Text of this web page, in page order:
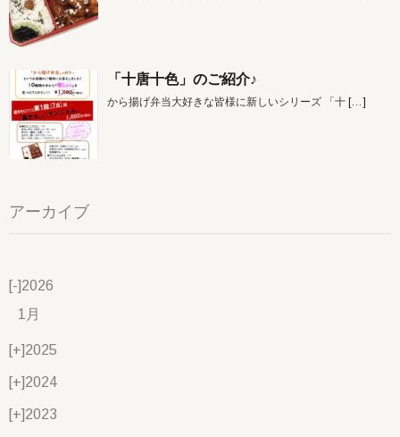
「十唐十色」のご紹介♪
から揚げ弁当大好きな皆様に新しいシリーズ 「十 […]
アーカイブ
[-]2026
1月
[+]2025
[+]2024
[+]2023